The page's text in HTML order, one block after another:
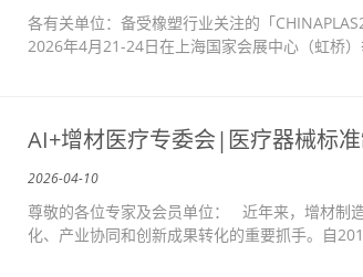
各有关单位：备受橡塑行业关注的「
2026年4月21-24日在上海国家会展中心（虹桥
AI+增材医疗专委会|医疗器械标
2026-04-10
尊敬的各位专家及会员单位： 近年来，增材制
化、产业协同和创新成果转化的重要抓手。自